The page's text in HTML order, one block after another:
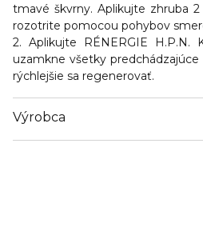
tmavé škvrny. Aplikujte zhruba
rozotrite pomocou pohybov
2. Aplikujte RÉNERGIE H.P.N.
uzamkne všetky
rýchlejšie sa regenerovať.
Výrobca